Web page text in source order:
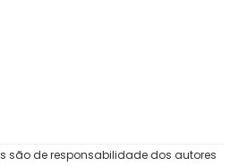
são de responsabilidade dos autores